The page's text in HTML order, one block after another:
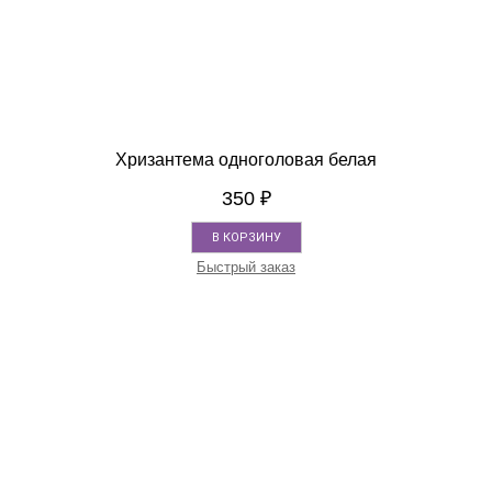
Хризантема одноголовая белая
350 ₽
В КОРЗИНУ
Быстрый заказ